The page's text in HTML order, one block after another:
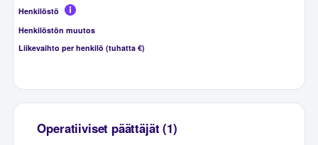
Henkilöstö
Henkilöstön muutos
Liikevaihto per henkilö (tuhatta €)
Operatiiviset päättäjät (1)